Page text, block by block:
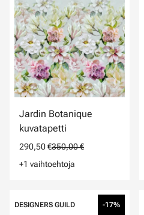
Jardin Botanique
kuvatapetti
290,50 €350,00 €
+1 vaihtoehtoja
DESIGNERS GUILD -17%